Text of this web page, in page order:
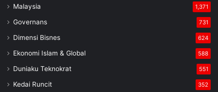
Malaysia 1,371
Governans 731
Dimensi Bisnes 624
Ekonomi Islam & Global 588
Duniaku Teknokrat 551
Kedai Runcit 352